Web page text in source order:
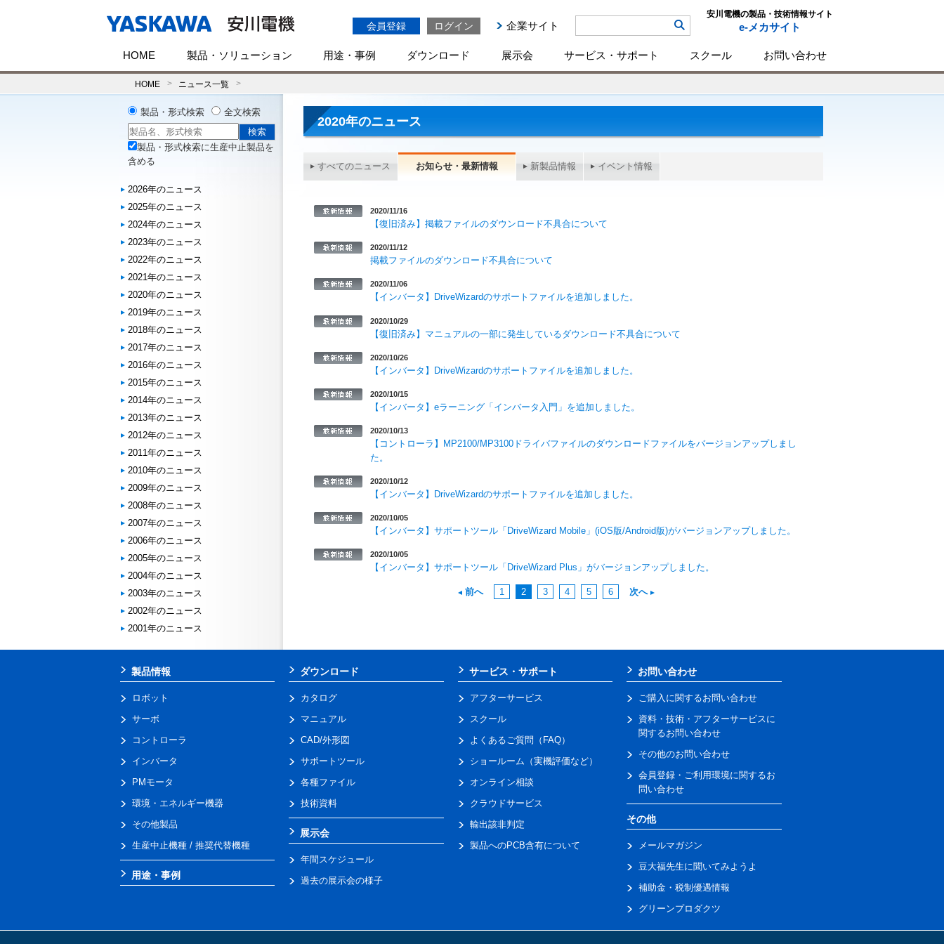
会員登録 ログイン 企業サイト
安川電機の製品・技術情報サイト
e-メカサイト
HOME 製品・ソリューション 用途・事例 ダウンロード 展示会 サービス・サポート スクール お問い合わせ
HOME ニュース一覧
2020年のニュース
すべてのニュース お知らせ・最新情報 新製品情報 イベント情報
2020/11/16
【復旧済み】掲載ファイルのダウンロード不具合について
2020/11/12
掲載ファイルのダウンロード不具合について
2020/11/06
【インバータ】DriveWizardのサポートファイルを追加しました。
2020/10/29
【復旧済み】マニュアルの一部に発生しているダウンロード不具合について
2020/10/26
【インバータ】DriveWizardのサポートファイルを追加しました。
2020/10/15
【インバータ】eラーニング「インバータ入門」を追加しました。
2020/10/13
【コントローラ】MP2100/MP3100ドライバファイルのダウンロードファイルをバージョンアップしまし
た。
2020/10/12
【インバータ】DriveWizardのサポートファイルを追加しました。
2020/10/05
【インバータ】サポートツール「DriveWizard Mobile」(iOS版/Android版)がバージョンアップしました。
2020/10/05
【インバータ】サポートツール「DriveWizard Plus」がバージョンアップしました。
前へ 1 2 3 4 5 6 次へ
製品・形式検索 全文検索
製品・形式検索に生産中止製品を
含める
2026年のニュース
2025年のニュース
2024年のニュース
2023年のニュース
2022年のニュース
2021年のニュース
2020年のニュース
2019年のニュース
2018年のニュース
2017年のニュース
2016年のニュース
2015年のニュース
2014年のニュース
2013年のニュース
2012年のニュース
2011年のニュース
2010年のニュース
2009年のニュース
2008年のニュース
2007年のニュース
2006年のニュース
2005年のニュース
2004年のニュース
2003年のニュース
2002年のニュース
2001年のニュース
製品情報
ロボット
サーボ
コントローラ
インバータ
PMモータ
環境・エネルギー機器
その他製品
生産中止機種 / 推奨代替機種
用途・事例
ダウンロード
カタログ
マニュアル
CAD/外形図
サポートツール
各種ファイル
技術資料
展示会
年間スケジュール
過去の展示会の様子
サービス・サポート
アフターサービス
スクール
よくあるご質問（FAQ）
ショールーム（実機評価など）
オンライン相談
クラウドサービス
輸出該非判定
製品へのPCB含有について
お問い合わせ
ご購入に関するお問い合わせ
資料・技術・アフターサービスに
関するお問い合わせ
その他のお問い合わせ
会員登録・ご利用環境に関するお
問い合わせ
その他
メールマガジン
豆大福先生に聞いてみようよ
補助金・税制優遇情報
グリーンプロダクツ